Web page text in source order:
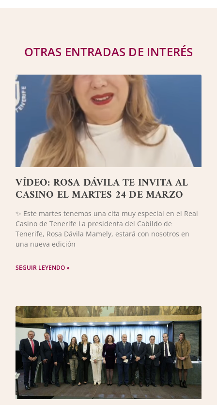
OTRAS ENTRADAS DE INTERÉS
VÍDEO: ROSA DÁVILA TE INVITA AL
CASINO EL MARTES 24 DE MARZO
✨ Este martes tenemos una cita muy especial en el Real
Casino de Tenerife La presidenta del Cabildo de
Tenerife, Rosa Dávila Mamely, estará con nosotros en
una nueva edición
SEGUIR LEYENDO »